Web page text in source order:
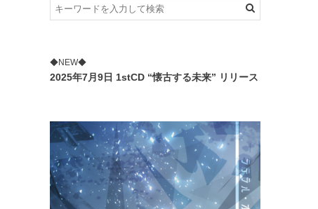
◆NEW◆
2025年7月9日 1stCD “懐古する未来” リリース